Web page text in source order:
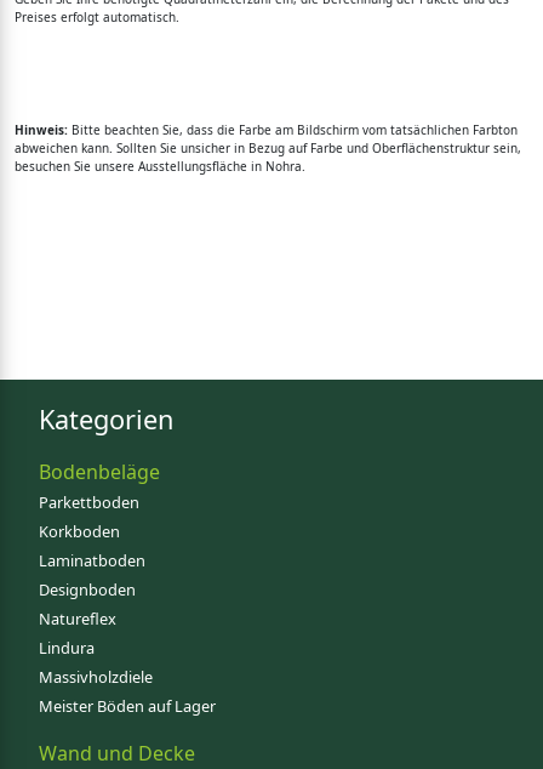
Preises erfolgt automatisch.
Hinweis: Bitte beachten Sie, dass die Farbe am Bildschirm vom tatsächlichen Farbton
abweichen kann. Sollten Sie unsicher in Bezug auf Farbe und Oberflächenstruktur sein,
besuchen Sie unsere Ausstellungsfläche in Nohra.
Kategorien
Bodenbeläge
Parkettboden
Korkboden
Laminatboden
Designboden
Natureflex
Lindura
Massivholzdiele
Meister Böden auf Lager
Wand und Decke